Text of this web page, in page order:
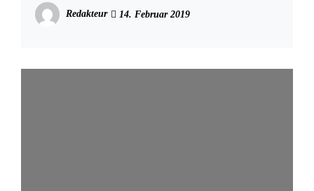
Redakteur 14. Februar 2019